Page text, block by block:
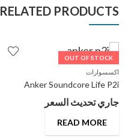
RELATED PRODUCTS
OUT OF STOCK
اكسسوارات
Anker Soundcore Life P2i
جاري تحديث السعر
READ MORE